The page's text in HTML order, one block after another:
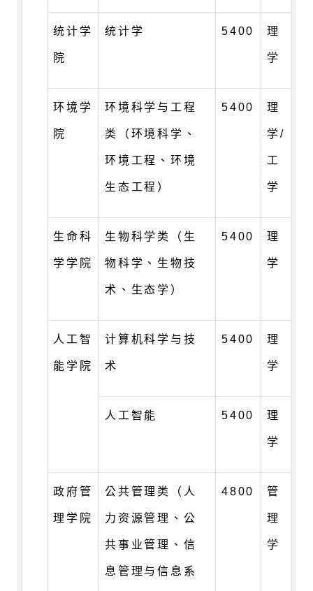
统计学
院
统计学 5400 理
学
环境学
院
环境科学与工程
类（环境科学、
环境工程、环境
生态工程）
5400 理
学/
工
学
生命科
学学院
生物科学类（生
物科学、生物技
术、生态学）
5400 理
学
人工智
能学院
计算机科学与技
术
5400 理
学
人工智能 5400 理
学
政府管
理学院
公共管理类（人
力资源管理、公
共事业管理、信
息管理与信息系
4800 管
理
学